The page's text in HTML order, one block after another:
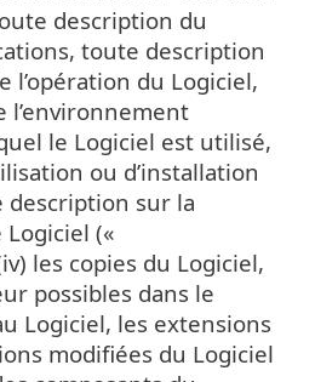
description du
toute description
l’opération du Logiciel,
le Logiciel est utilisé,
ou d’installation
description sur la
(«
les copies du Logiciel,
possibles dans le
Logiciel, les extensions
modifiées du Logiciel